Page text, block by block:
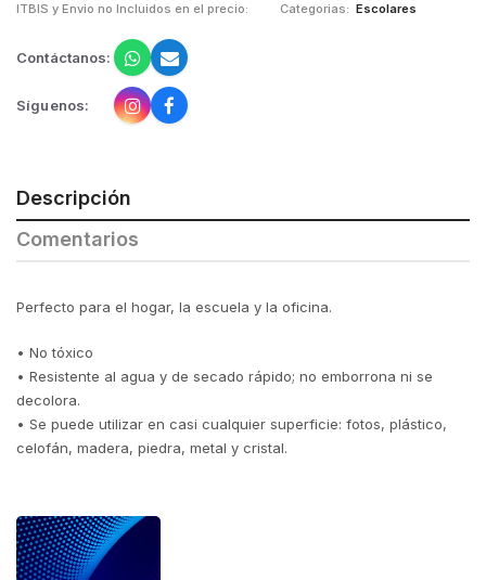
ITBIS y Envio no Incluidos en el precio: Categorias: Escolares
Contáctanos:
Síguenos:
Descripción
Comentarios
Perfecto para el hogar, la escuela y la oficina.
• No tóxico
• Resistente al agua y de secado rápido; no emborrona ni se
decolora.
• Se puede utilizar en casi cualquier superficie: fotos, plástico,
celofán, madera, piedra, metal y cristal.